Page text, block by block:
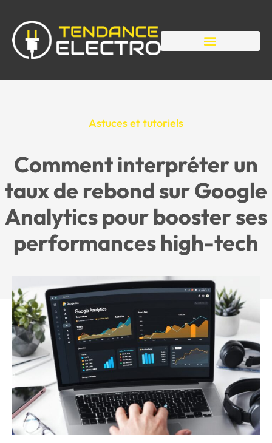
Astuces et tutoriels
Comment interpréter un
taux de rebond sur Google
Analytics pour booster ses
performances high-tech